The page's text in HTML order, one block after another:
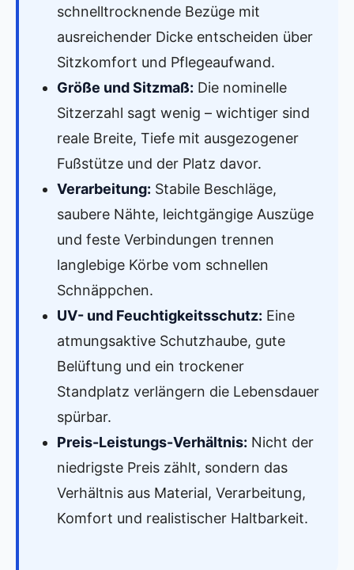
schnelltrocknende Bezüge mit
ausreichender Dicke entscheiden über
Sitzkomfort und Pflegeaufwand.
Größe und Sitzmaß: Die nominelle
Sitzerzahl sagt wenig – wichtiger sind
reale Breite, Tiefe mit ausgezogener
Fußstütze und der Platz davor.
Verarbeitung: Stabile Beschläge,
saubere Nähte, leichtgängige Auszüge
und feste Verbindungen trennen
langlebige Körbe vom schnellen
Schnäppchen.
UV- und Feuchtigkeitsschutz: Eine
atmungsaktive Schutzhaube, gute
Belüftung und ein trockener
Standplatz verlängern die Lebensdauer
spürbar.
Preis-Leistungs-Verhältnis: Nicht der
niedrigste Preis zählt, sondern das
Verhältnis aus Material, Verarbeitung,
Komfort und realistischer Haltbarkeit.